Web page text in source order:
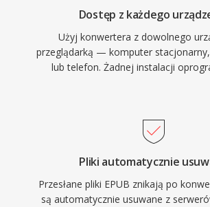
Dostęp z każdego
Użyj konwertera z dowolnego
przeglądarką — komputer
lub telefon. Żadnej instalacji
Pliki automatycznie
Przesłane pliki EPUB znikają po
są automatycznie usuwane z